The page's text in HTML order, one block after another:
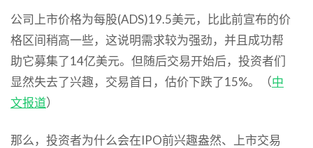
公司上市价格为每股(ADS)19.5美元，比此前宣布的价
格区间稍高一些，这说明需求较为强劲，并且成功帮
助它募集了14亿美元。但随后交易开始后，投资者们
显然失去了兴趣，交易首日，估价下跌了15%。（中
文报道）
那么，投资者为什么会在IPO前兴趣盎然、上市交易